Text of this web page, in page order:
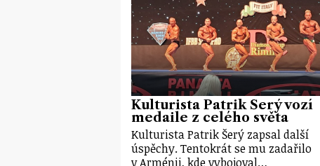
Kulturista Patrik Šerý vozí
medaile z celého světa
Kulturista Patrik Šerý zapsal další
úspěchy. Tentokrát se mu zadařilo
v Arménii, kde vybojoval…